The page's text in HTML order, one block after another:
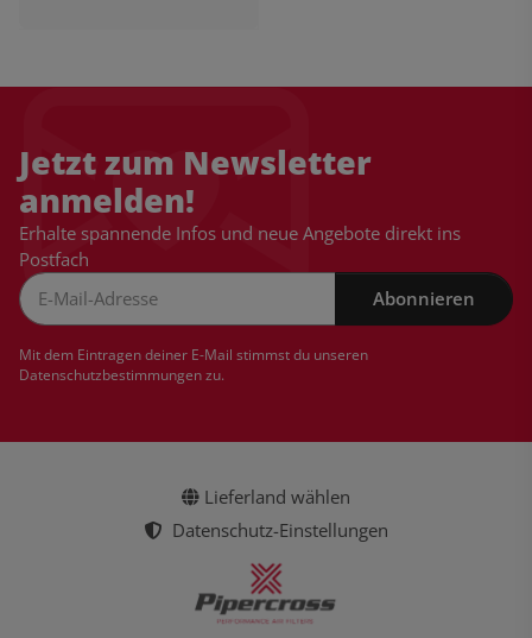
Jetzt zum Newsletter
anmelden!
Erhalte spannende Infos und neue Angebote direkt ins
Postfach
Abonnieren
Mit dem Eintragen deiner E-Mail stimmst du unseren
Datenschutzbestimmungenzu.
Lieferland wählen
Datenschutz-Einstellungen